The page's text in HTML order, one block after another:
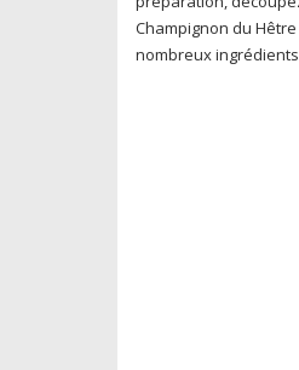
Champignon du
nombreux